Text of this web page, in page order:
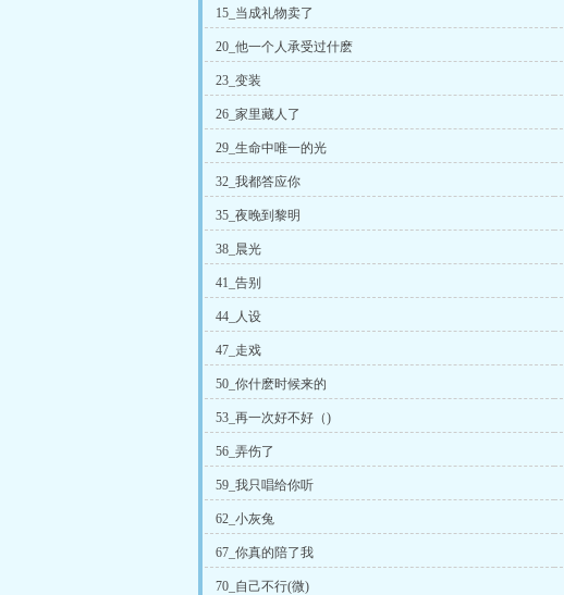
15_当成礼物卖了
20_他一个人承受过什麽
23_变装
26_家里藏人了
29_生命中唯一的光
32_我都答应你
35_夜晚到黎明
38_晨光
41_告别
44_人设
47_走戏
50_你什麽时候来的
53_再一次好不好（)
56_弄伤了
59_我只唱给你听
62_小灰兔
67_你真的陪了我
70_自己不行(微)